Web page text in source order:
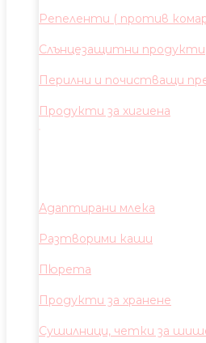
Репеленти ( против
Слънцезащитни продукти
Перилни и почистващи
Продукти за хигиена
Адаптирани млека
Разтворими каши
Пюрета
Продукти за хранене
Сушилници, четки за